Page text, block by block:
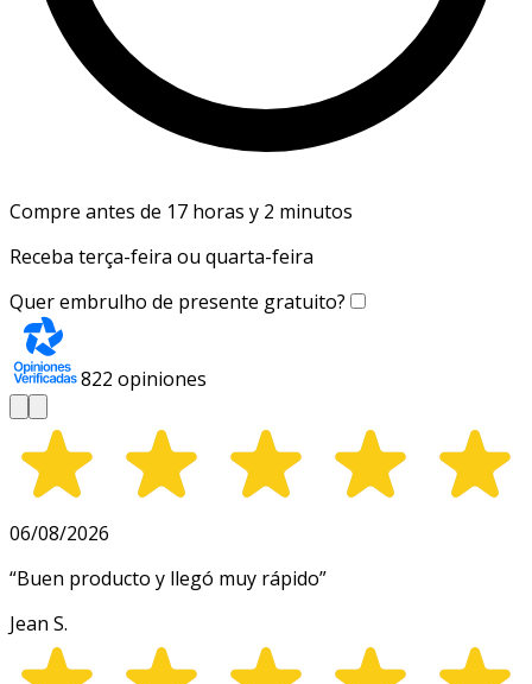
Compre antes de 17 horas y 2 minutos
Receba terça-feira ou quarta-feira
Quer embrulho de presente gratuito?
822 opiniones
06/08/2026
“Buen producto y llegó muy rápido”
Jean S.